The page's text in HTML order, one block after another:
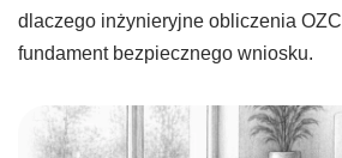
dlaczego inżynieryjne obliczenia
fundament bezpiecznego wniosku.